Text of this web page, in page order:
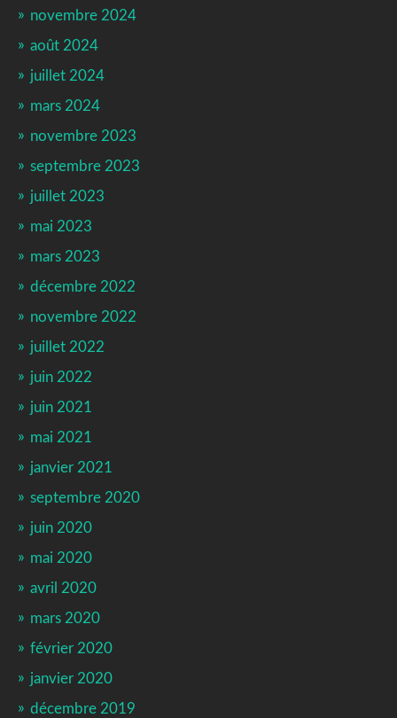
novembre 2024
août 2024
juillet 2024
mars 2024
novembre 2023
septembre 2023
juillet 2023
mai 2023
mars 2023
décembre 2022
novembre 2022
juillet 2022
juin 2022
juin 2021
mai 2021
janvier 2021
septembre 2020
juin 2020
mai 2020
avril 2020
mars 2020
février 2020
janvier 2020
décembre 2019